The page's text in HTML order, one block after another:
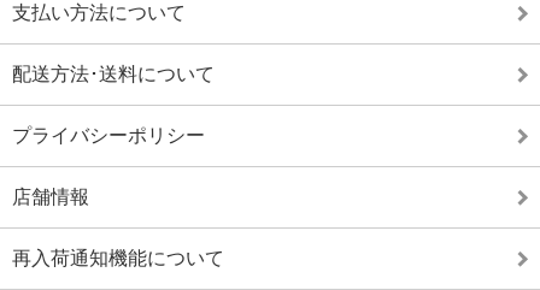
支払い方法について
配送方法･送料について
プライバシーポリシー
店舗情報
再入荷通知機能について